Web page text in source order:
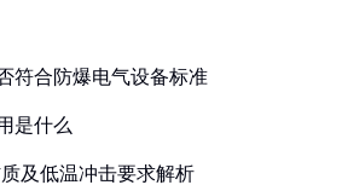
符合防爆电气设备标准
是什么
及低温冲击要求解析